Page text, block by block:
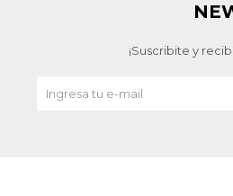
¡Suscribite y